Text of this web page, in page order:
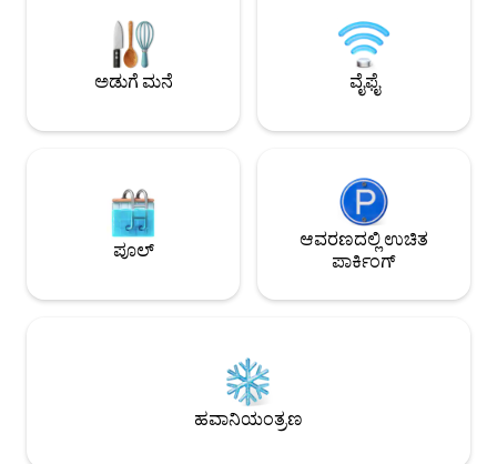
ಬೊನಿಫಾಸಿಯೊ ಹೈ ಸ್ಟ್ರೀಟ್ ಮತ್ತು ಸೇಂಟ್ ಲೂಕ್‌ಗೆ 5–
9 ನಿಮಿಷಗಳ ನಡಿಗೆ. BGC ಅನುಕೂಲತೆ, ಎಲ್ಲವೂ
ನಿಮ್ಮ ಮನೆ ಬಾಗಿಲಿಗೆ!
ಲಾಂಡ್ರಿ ಪರಿಕರಗಳು
ಲೈಟ್‌ಗಳನ್ನು
ಸೀಲಿಂಗ್‌ಗಳು ಪ್ರತಿ
ಅಡುಗೆ ಮನೆ ವೈಫೈ
ಪೂಲ್
ಆವರಣದಲ್ಲಿ ಉಚಿತ
ಪಾರ್ಕಿಂಗ್
ಹವಾನಿಯಂತ್ರಣ